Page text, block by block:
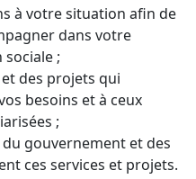
à votre situation afin de
dans votre
;
des projets qui
besoins et à ceux
;
gouvernement et des
ces services et projets.